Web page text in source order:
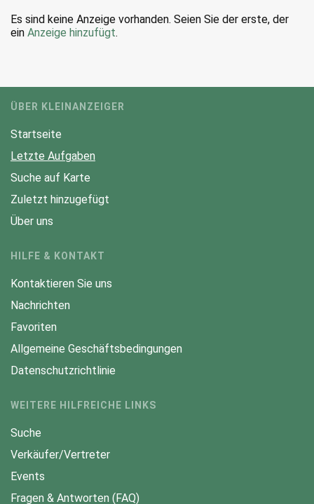
Es sind keine Anzeige vorhanden. Seien Sie der erste, der
ein Anzeige hinzufügt.
ÜBER KLEINANZEIGER
Startseite
Letzte Aufgaben
Suche auf Karte
Zuletzt hinzugefügt
Über uns
HILFE & KONTAKT
Kontaktieren Sie uns
Nachrichten
Favoriten
Allgemeine Geschäftsbedingungen
Datenschutzrichtlinie
WEITERE HILFREICHE LINKS
Suche
Verkäufer/Vertreter
Events
Fragen & Antworten (FAQ)